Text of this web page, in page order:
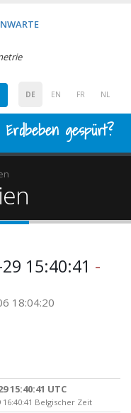
DE EN FR NL
gespürt?
15:40:41 -
18:04:20
15:40:41 UTC
16:40:41 Belgischer Zeit